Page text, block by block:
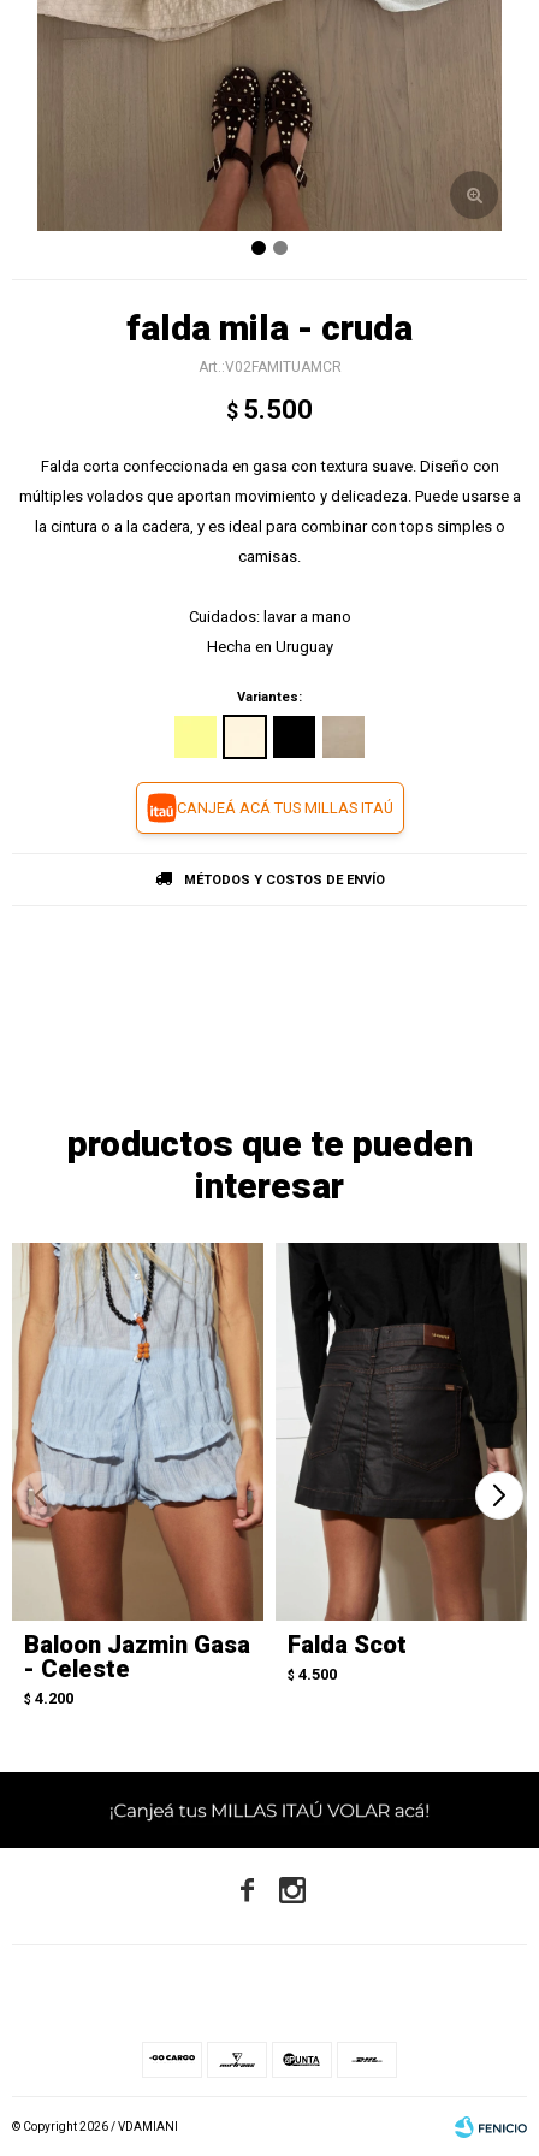
falda mila - cruda
V02FAMITUAMCR
$ 5.500
Falda corta confeccionada en gasa con textura suave. Diseño con
múltiples volados que aportan movimiento y delicadeza. Puede usarse a
la cintura o a la cadera, y es ideal para combinar con tops simples o
camisas.
Cuidados: lavar a mano
Hecha en Uruguay
Variantes:
CANJEÁ ACÁ TUS MILLAS ITAÚ
MÉTODOS Y COSTOS DE ENVÍO
productos que te pueden
interesar
Baloon Jazmin Gasa
- Celeste
$ 4.200
Falda Scot
$ 4.500
 
© Copyright 2026 / VDAMIANI